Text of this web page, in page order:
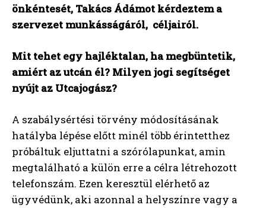
önkéntesét, Takács Ádámot kérdeztem a
szervezet munkásságáról, céljairól.
Mit tehet egy hajléktalan, ha megbüntetik,
amiért az utcán él? Milyen jogi segítséget
nyújt az Utcajogász?
A szabálysértési törvény módosításának
hatályba lépése előtt minél több érintetthez
próbáltuk eljuttatni a szórólapunkat, amin
megtalálható a külön erre a célra létrehozott
telefonszám. Ezen keresztül elérhető az
ügyvédünk, aki azonnal a helyszínre vagy a